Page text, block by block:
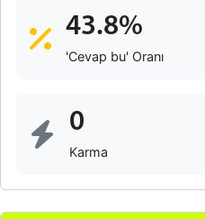
43.8%
'Cevap bu' Oranı
0
Karma